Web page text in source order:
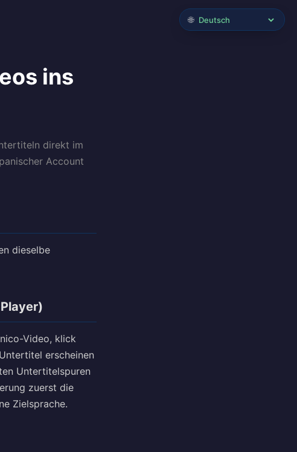
ins
direkt im
Account
dieselbe
Video, klick
erscheinen
Untertitelspuren
zuerst die
Zielsprache.
🌐